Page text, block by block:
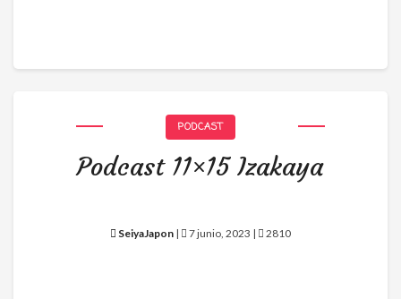
PODCAST
Podcast 11×15 Izakaya
SeiyaJapon | 7 junio, 2023 | 2810